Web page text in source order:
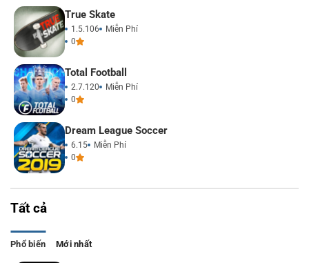
True Skate
1.5.106
Miễn Phí
0
Total Football
2.7.120
Miễn Phí
0
Dream League Soccer
6.15
Miễn Phí
0
Tất cả
Phổ biến Mới nhất